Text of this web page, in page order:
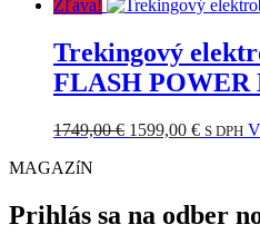
cena
2699,00 €.
cena
Zľava!
Trekingový
FLASH POWER
1749,00€ Pôvodná
1599,00 € S DPH
MAGAZíN
Prihlás sa na odber